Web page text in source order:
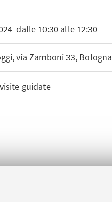
dalle 10:30 alle 12:30
via Zamboni 33, Bologna
guidate